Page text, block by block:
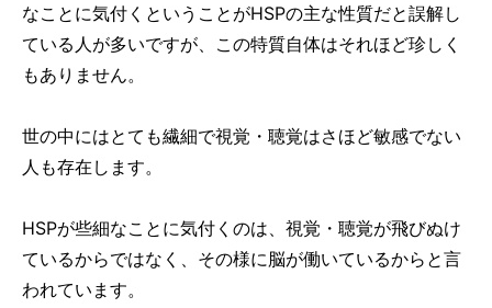
なことに気付くということがHSPの主な性質だと誤解し
ている人が多いですが、この特質自体はそれほど珍しく
もありません。
世の中にはとても繊細で視覚・聴覚はさほど敏感でない
人も存在します。
HSPが些細なことに気付くのは、視覚・聴覚が飛びぬけ
ているからではなく、その様に脳が働いているからと言
われています。